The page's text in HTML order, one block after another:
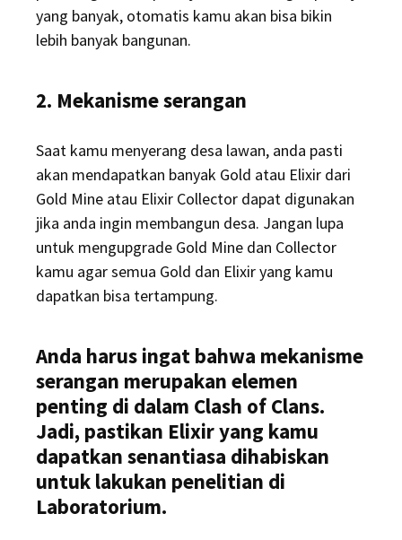
yang banyak, otomatis kamu akan bisa bikin
lebih banyak bangunan.
2. Mekanisme serangan
Saat kamu menyerang desa lawan, anda pasti
akan mendapatkan banyak Gold atau Elixir dari
Gold Mine atau Elixir Collector dapat digunakan
jika anda ingin membangun desa. Jangan lupa
untuk mengupgrade Gold Mine dan Collector
kamu agar semua Gold dan Elixir yang kamu
dapatkan bisa tertampung.
Anda harus ingat bahwa mekanisme
serangan merupakan elemen
penting di dalam Clash of Clans.
Jadi, pastikan Elixir yang kamu
dapatkan senantiasa dihabiskan
untuk lakukan penelitian di
Laboratorium.